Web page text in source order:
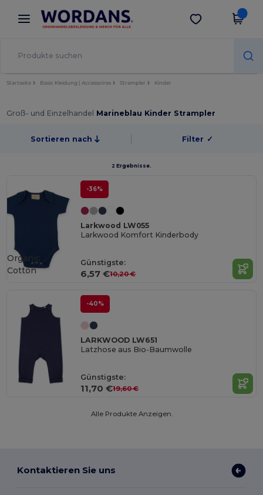
× Wordans App
Bessere Preise in der App!
App holen
Startseite Basic Kleidung | Accessoires Strampler Kinder
Groß- und Einzelhandel Marineblau Kinder Strampler
Sortieren nach Filter ✓
2 Ergebnisse.
-36%
Larkwood LW055
Larkwood Komfort Kinderbody
Günstigste:
6,57 €10,20 €
Organic
Cotton
-40%
LARKWOOD LW651
Latzhose aus Bio-Baumwolle
Günstigste:
11,70 €19,60 €
Alle Produkte Anzeigen.
Kontaktieren Sie uns